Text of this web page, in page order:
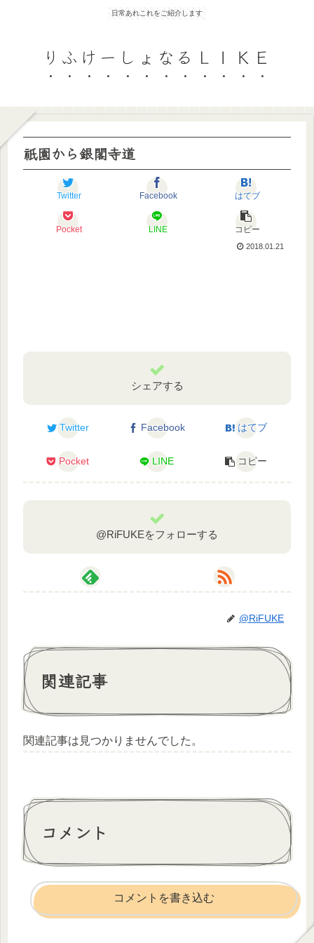
日常あれこれをご紹介します
りふけーしょなるＬＩＫＥ
祇園から銀閣寺道
Twitter Facebook はてブ
Pocket LINE コピー
2018.01.21
シェアする
Twitter Facebook はてブ
Pocket LINE コピー
@RiFUKEをフォローする
@RiFUKE
関連記事
関連記事は見つかりませんでした。
コメント
コメントを書き込む